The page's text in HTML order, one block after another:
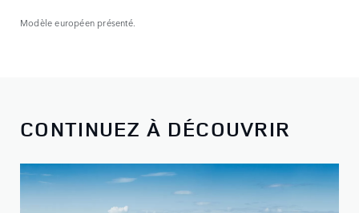
Modèle européen présenté.
CONTINUEZ À DÉCOUVRIR